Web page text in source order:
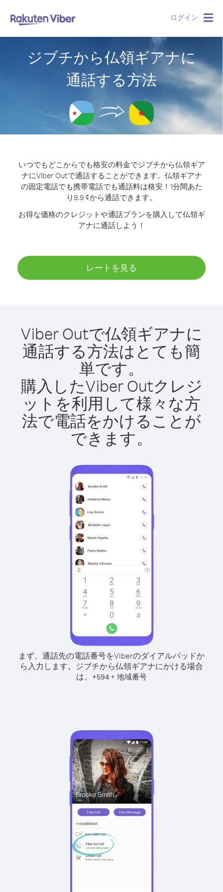
ログイン
ジブチから仏領ギアナに
通話する方法
いつでもどこからでも格安の料金でジブチから仏領ギア
ナにViber Outで通話することができます。 仏領ギアナ
の固定電話でも携帯電話でも通話料は格安！1分間あた
り9.9 ¢から通話できます。
お得な価格のクレジットや通話プランを購入して仏領ギ
アナに通話しよう！
レートを見る
Viber Outで仏領ギアナに
通話する方法はとても簡
単です。
購入したViber Outクレジ
ットを利用して様々な方
法で電話をかけることが
できます。
まず、通話先の電話番号をViberのダイアルパッドか
ら入力します。 ジブチから仏領ギアナにかける場合
は、 +594 + 地域番号